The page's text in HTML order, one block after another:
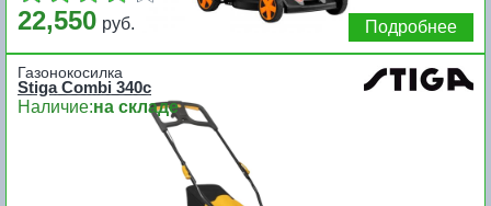
22,550 руб. Подробнее
Газонокосилка
Stiga Combi 340c
Наличие:на складе